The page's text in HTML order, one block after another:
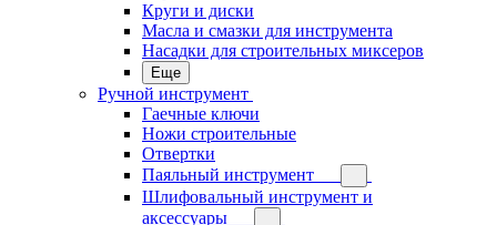
Круги и диски
Масла и смазки для инструмента
Насадки для строительных миксеров
Еще
Ручной инструмент
Гаечные ключи
Ножи строительные
Отвертки
Паяльный инструмент
Шлифовальный инструмент и
аксессуары